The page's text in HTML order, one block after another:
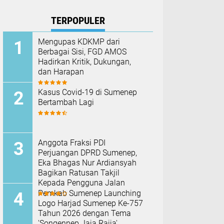
TERPOPULER
Mengupas KDKMP dari
Berbagai Sisi, FGD AMOS
Hadirkan Kritik, Dukungan,
dan Harapan
Kasus Covid-19 di Sumenep
Bertambah Lagi
Anggota Fraksi PDI
Perjuangan DPRD Sumenep,
Eka Bhagas Nur Ardiansyah
Bagikan Ratusan Takjil
Kepada Pengguna Jalan
Pemkab Sumenep Launching
Logo Harjad Sumenep Ke-757
Tahun 2026 dengan Tema